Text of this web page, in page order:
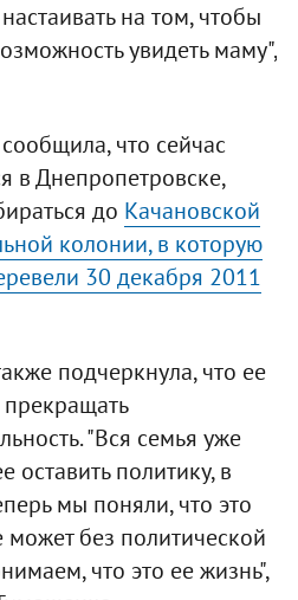
на том, чтобы
увидеть маму",
что сейчас
в Днепропетровске,
до Качановской
колонии, в которую
30 декабря 2011
подчеркнула, что ее
"Вся семья уже
оставить политику, в
мы поняли, что это
без политической
что это ее жизнь",